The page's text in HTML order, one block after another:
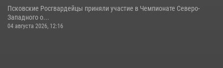
Псковские Росгвардейцы приняли участие в Чемпионате Северо-
Западного о...
04 августа 2026, 12:16